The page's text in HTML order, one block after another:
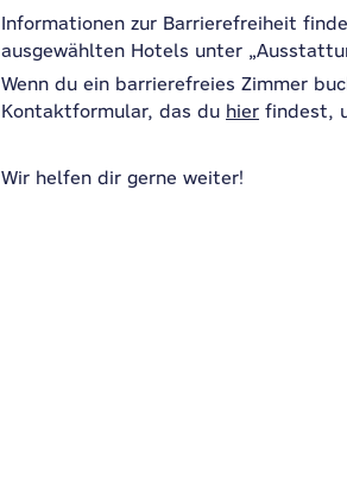
Informationen zur Barrierefreiheit
ausgewählten Hotels unter
Wenn du ein barrierefreies Zimmer
Kontaktformular, das du hier findest,
Wir helfen dir gerne weiter!